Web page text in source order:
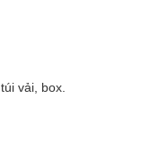
vải, box.